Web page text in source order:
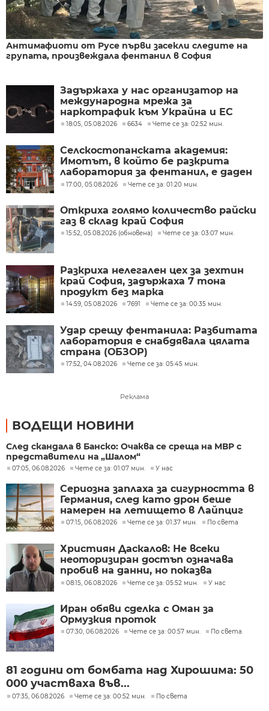
Антимафиоти от Русе първи засекли следите на
групата, произвеждала фентанил в София
Задържаха у нас организатор на
международна мрежа за
наркотрафик към Украйна и ЕС
18:05, 05.08.2026 6634 Чете се за: 02:52 мин.
Селскостопанската академия:
Имотът, в който бе разкрита
лаборатория за фентанил, е даден
дългосрочно под наем
17:00, 05.08.2026 Чете се за: 01:20 мин.
Откриха голямо количество райски
газ в склад край София
15:52, 05.08.2026 (обновена) Чете се за: 03:07 мин.
Разкриха нелегален цех за зехтин
край София, задържаха 7 тона
продукт без марка
14:59, 05.08.2026 7691 Чете се за: 00:35 мин.
Удар срещу фентанила: Разбитата
лаборатория е снабдявала цялата
страна (ОБЗОР)
17:52, 04.08.2026 Чете се за: 05:45 мин.
Реклама
ВОДЕЩИ НОВИНИ
След скандала в Банско: Очаква се среща на МВР с
представители на „Шалом“
07:05, 06.08.2026 Чете се за: 01:07 мин. У нас
Сериозна заплаха за сигурността в
Германия, след като дрон беше
намерен на летището в Лайпциг
07:15, 06.08.2026 Чете се за: 01:37 мин. По света
Християн Даскалов: Не всеки
неоторизиран достъп означава
пробив на данни, но показва
сериозни пропуски в
08:15, 06.08.2026 Чете се за: 05:52 мин. У нас
Иран обяви сделка с Оман за
Ормузкия проток
07:30, 06.08.2026 Чете се за: 00:57 мин. По света
81 години от бомбата над Хирошима: 50
000 участваха във...
07:35, 06.08.2026 Чете се за: 00:52 мин. По света